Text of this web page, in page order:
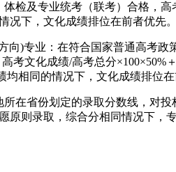
检及专业统考（联考）合格，
况下，文化成绩排位在前者优先。
向)专业：在符合国家普通高考政
考文化成绩/高考总分×100×50%
相同的情况下，文化成绩排位在
在省份划定的录取分数线，对
原则录取，综合分相同情况下，